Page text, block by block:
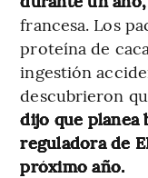
francesa. Los
proteína de
ingestión
descubrieron
dijo que planea
reguladora de
próximo año.